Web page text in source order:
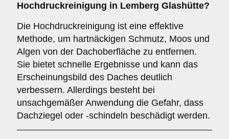
Hochdruckreinigung in Lemberg Glashütte?
Die Hochdruckreinigung ist eine effektive
Methode, um hartnäckigen Schmutz, Moos und
Algen von der Dachoberfläche zu entfernen.
Sie bietet schnelle Ergebnisse und kann das
Erscheinungsbild des Daches deutlich
verbessern. Allerdings besteht bei
unsachgemäßer Anwendung die Gefahr, dass
Dachziegel oder -schindeln beschädigt werden.